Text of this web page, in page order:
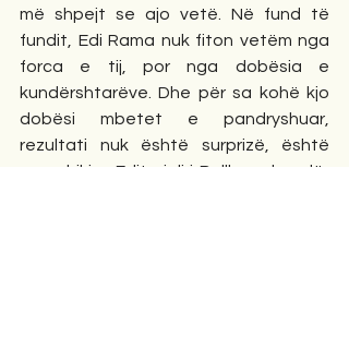
më shpejt se ajo vetë. Në fund të
fundit, Edi Rama nuk fiton vetëm nga
forca e tij, por nga dobësia e
kundërshtarëve. Dhe për sa kohë kjo
dobësi mbetet e pandryshuar,
rezultati nuk është surprizë, është
parashikim. Editoriali i Ballkaweb, ndër